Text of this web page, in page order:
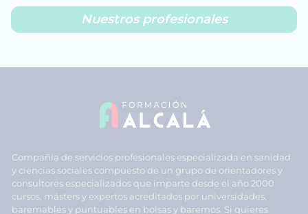
Nuestros profesionales
Compañía de servicios profesionales especializada en sanidad
y ciencias sociales compuesto de un grupo de orientadores y
consultores especializados que imparte desde el año 2000
cursos, másters y expertos acreditados por universidades,
baremables y puntuables en bolsas y baremos. Si quieres